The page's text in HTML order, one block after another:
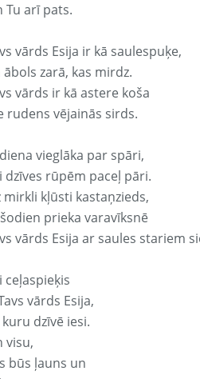
Tu arī pats.
vārds Esija ir kā saulespuķe,
ābols zarā, kas mirdz.
vārds ir kā astere koša
rudens vējainās sirds.
vieglāka par spāri,
dzīves rūpēm paceļ pāri.
mirkli kļūsti kastaņzieds,
šodien prieka varavīksnē
vārds Esija ar saules stariem
ceļaspieķis
vārds Esija,
dzīvē iesi.
visu,
būs ļauns un